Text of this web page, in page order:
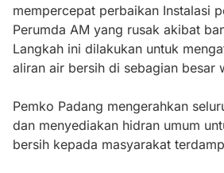
mempercepat perbaikan Instalasi
Perumda AM yang rusak akibat
Langkah ini dilakukan untuk
aliran air bersih di sebagian besar
Pemko Padang mengerahkan
dan menyediakan hidran umum
bersih kepada masyarakat